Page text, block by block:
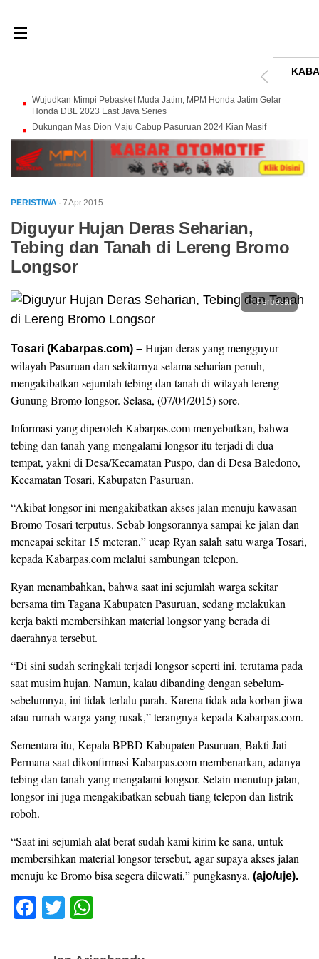
Wujudkan Mimpi Pebasket Muda Jatim, MPM Honda Jatim Gelar
Honda DBL 2023 East Java Series
Dukungan Mas Dion Maju Cabup Pasuruan 2024 Kian Masif
PERISTIWA · 7 Apr 2015
Diguyur Hujan Deras Seharian,
Tebing dan Tanah di Lereng Bromo
Longsor
Perbesar
Tosari (Kabarpas.com) – Hujan deras yang mengguyur
wilayah Pasuruan dan sekitarnya selama seharian penuh,
mengakibatkan sejumlah tebing dan tanah di wilayah lereng
Gunung Bromo longsor. Selasa, (07/04/2015) sore.
Informasi yang diperoleh Kabarpas.com menyebutkan, bahwa
tebing dan tanah yang mengalami longsor itu terjadi di dua
tempat, yakni di Desa/Kecamatan Puspo, dan di Desa Baledono,
Kecamatan Tosari, Kabupaten Pasuruan.
“Akibat longsor ini mengakibatkan akses jalan menuju kawasan
Bromo Tosari terputus. Sebab longsorannya sampai ke jalan dan
mencapai sekitar 15 meteran,” ucap Ryan salah satu warga Tosari,
kepada Kabarpas.com melalui sambungan telepon.
Ryan menambahkan, bahwa saat ini sejumlah warga sekitar
bersama tim Tagana Kabupaten Pasuruan, sedang melakukan
kerja bakti membersihkan material longsor yang berada di
daerahnya tersebut.
“Di sini sudah seringkali terjadi longsor seperti ini, terutama pada
saat musim hujan. Namun, kalau dibanding dengan sebelum-
sebelumnya, ini tidak terlalu parah. Karena tidak ada korban jiwa
atau rumah warga yang rusak,” terangnya kepada Kabarpas.com.
Sementara itu, Kepala BPBD Kabupaten Pasuruan, Bakti Jati
Permana saat dikonfirmasi Kabarpas.com membenarkan, adanya
tebing dan tanah yang mengalami longsor. Selain menutup jalan,
longsor ini juga mengakibatkan sebuah tiang telepon dan listrik
roboh.
“Saat ini sejumlah alat berat sudah kami kirim ke sana, untuk
membersihkan material longsor tersebut, agar supaya akses jalan
menuju ke Bromo bisa segera dilewati,” pungkasnya. (ajo/uje).
F
T
tt
at